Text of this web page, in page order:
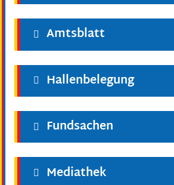
Amtsblatt
Hallenbelegung
Fundsachen
Mediathek